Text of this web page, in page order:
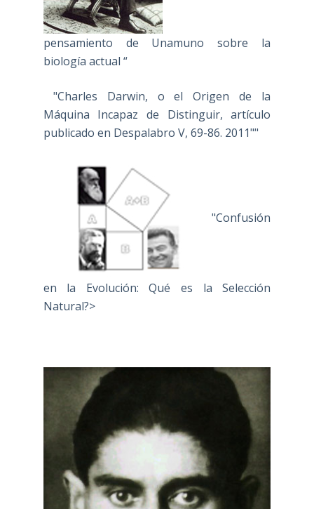
pensamiento de Unamuno sobre la
biología actual “
"Charles Darwin, o el Origen de la
Máquina Incapaz de Distinguir, artículo
publicado en Despalabro V, 69-86. 2011""
"Confusión
en la Evolución: Qué es la Selección
Natural?>